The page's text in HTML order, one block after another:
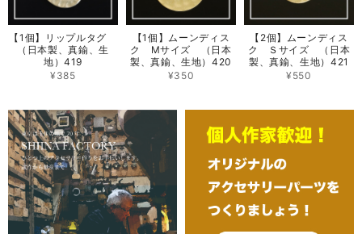
【1個】リップルタグ
（日本製、真鍮、生
地）419
¥385
【1個】ムーンディス
ク Mサイズ （日本
製、真鍮、生地）420
¥350
【2個】ムーンディス
ク Ｓサイズ （日本
製、真鍮、生地）421
¥550